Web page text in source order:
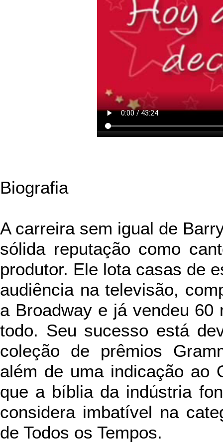
Biografia
A carreira sem igual de
sólida reputação como
produtor. Ele lota casas de
audiência na televisão,
a Broadway e já vendeu
todo. Seu sucesso está
coleção de prêmios
além de uma indicação ao
que a bíblia da indústria
considera imbatível na
de Todos os Tempos.